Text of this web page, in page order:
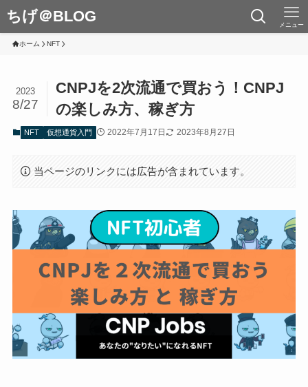
ちげ＠BLOG メニュー
ホーム NFT
CNPJを2次流通で買おう！CNPJ
の楽しみ方、稼ぎ方
2023
8/27
NFT 仮想通貨入門 2022年7月17日 2023年8月27日
当ページのリンクには広告が含まれています。